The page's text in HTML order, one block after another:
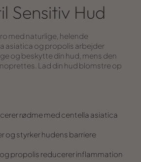
Sensitiv Hud
med naturlige, helende
asiatica og propolis arbejder
og beskytte din hud, mens den
Lad din hud blomstre op
rødme med centella asiatica
og styrker hudens barriere
propolis reducerer inflammation